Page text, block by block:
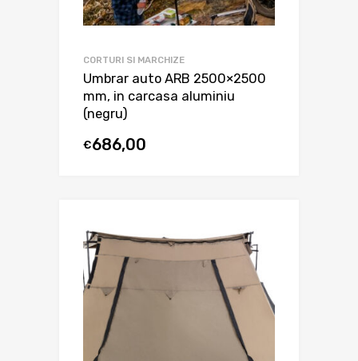
CORTURI SI MARCHIZE
Umbrar auto ARB 2500×2500
mm, in carcasa aluminiu
(negru)
€686,00